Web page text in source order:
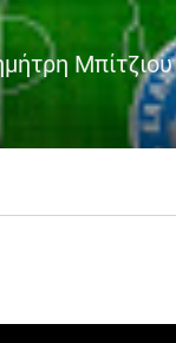
Μπίτζιου